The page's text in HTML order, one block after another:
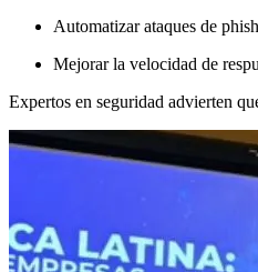
Automatizar ataques de
Mejorar la velocidad de
Expertos en seguridad advierten